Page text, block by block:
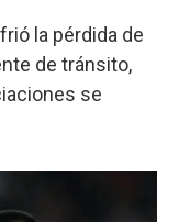
la pérdida de
de tránsito,
se